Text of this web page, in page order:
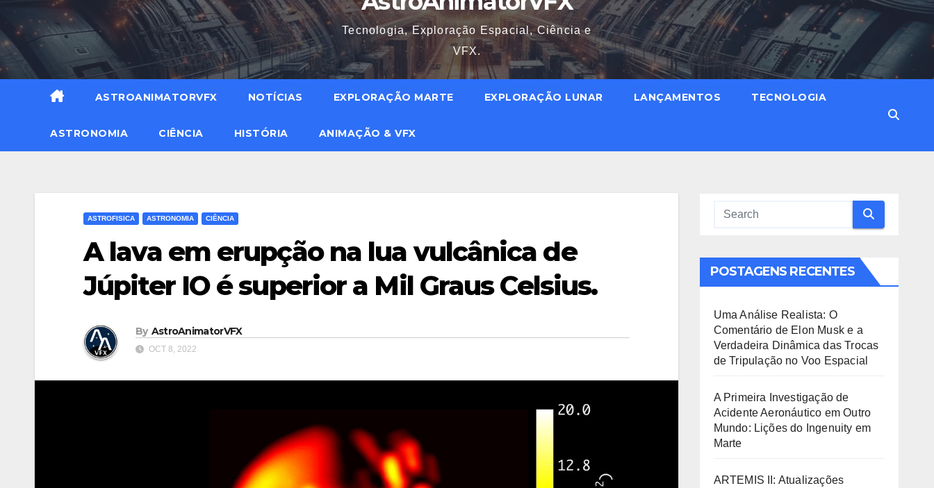
Tecnologia, Exploração Espacial, Ciência e
VFX.
ASTROANIMATORVFX NOTÍCIAS EXPLORAÇÃO MARTE EXPLORAÇÃO LUNAR LANÇAMENTOS TECNOLOGIA
ASTRONOMIA CIÊNCIA HISTÓRIA ANIMAÇÃO & VFX
ASTROFISICA ASTRONOMIA CIÊNCIA
A lava em erupção na lua vulcânica de
Júpiter IO é superior a Mil Graus Celsius.
By AstroAnimatorVFX
OCT 8, 2022
POSTAGENS RECENTES
Uma Análise Realista: O
Comentário de Elon Musk e a
Verdadeira Dinâmica das Trocas
de Tripulação no Voo Espacial
A Primeira Investigação de
Acidente Aeronáutico em Outro
Mundo: Lições do Ingenuity em
Marte
ARTEMIS II: Atualizações